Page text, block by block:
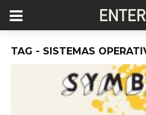
TAG - SISTEMAS